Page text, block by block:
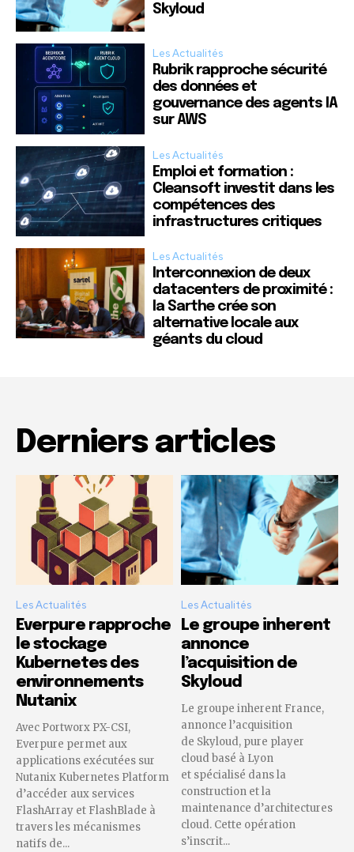
Skyloud
Les Actualités
Rubrik rapproche sécurité
des données et
gouvernance des agents IA
sur AWS
Les Actualités
Emploi et formation :
Cleansoft investit dans les
compétences des
infrastructures critiques
Les Actualités
Interconnexion de deux
datacenters de proximité :
la Sarthe crée son
alternative locale aux
géants du cloud
Derniers articles
Les Actualités
Everpure rapproche
le stockage
Kubernetes des
environnements
Nutanix
Avec Portworx PX-CSI,
Everpure permet aux
applications exécutées sur
Nutanix Kubernetes Platform
d’accéder aux services
FlashArray et FlashBlade à
travers les mécanismes
natifs de...
Les Actualités
Le groupe inherent
annonce
l’acquisition de
Skyloud
Le groupe inherent France,
annonce l’acquisition
de Skyloud, pure player
cloud basé à Lyon
et spécialisé dans la
construction et la
maintenance d’architectures
cloud. Cette opération
s’inscrit...